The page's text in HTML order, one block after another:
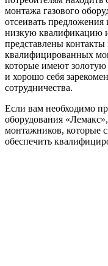
монтажа газового
отсеивать
низкую квалификацию
представлены
квалифицированных
которые имеют
и хорошо себя
сотрудничества.
Если вам необходимо
оборудования
монтажников, которые
обеспечить